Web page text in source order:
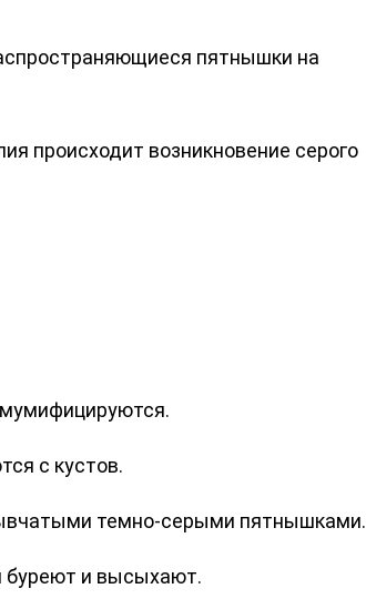
пятнышки на
происходит возникновение серого
с кустов.
темно-серыми пятнышками.
буреют и высыхают.